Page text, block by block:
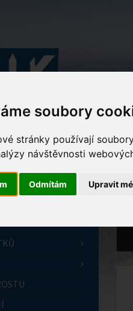
soubory
stránky používají
návštěvnosti
Odmítám Upravit